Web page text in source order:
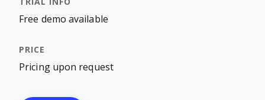
Free demo available
Pricing upon request